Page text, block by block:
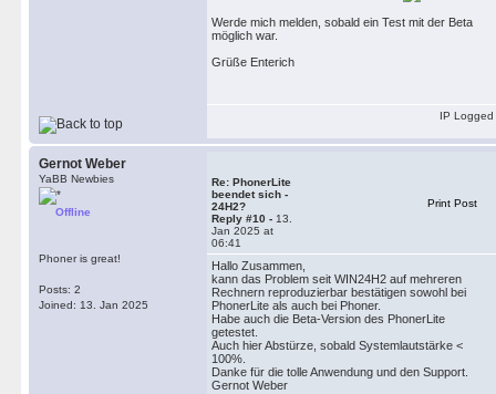
Werde mich melden, sobald ein Test mit der Beta
möglich war.
Grüße Enterich
IP Logged
Gernot Weber
YaBB Newbies
Offline
Phoner is great!
Posts: 2
Joined: 13. Jan 2025
Re: PhonerLite
beendet sich -
24H2?
Reply #10 - 13.
Jan 2025 at
06:41
Print Post
Hallo Zusammen,
kann das Problem seit WIN24H2 auf mehreren
Rechnern reproduzierbar bestätigen sowohl bei
PhonerLite als auch bei Phoner.
Habe auch die Beta-Version des PhonerLite
getestet.
Auch hier Abstürze, sobald Systemlautstärke <
100%.
Danke für die tolle Anwendung und den Support.
Gernot Weber